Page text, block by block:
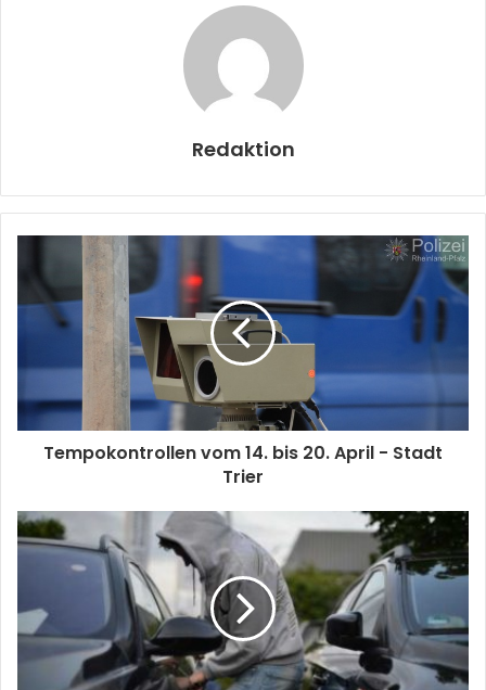
Redaktion
Tempokontrollen vom 14. bis 20. April - Stadt
Trier